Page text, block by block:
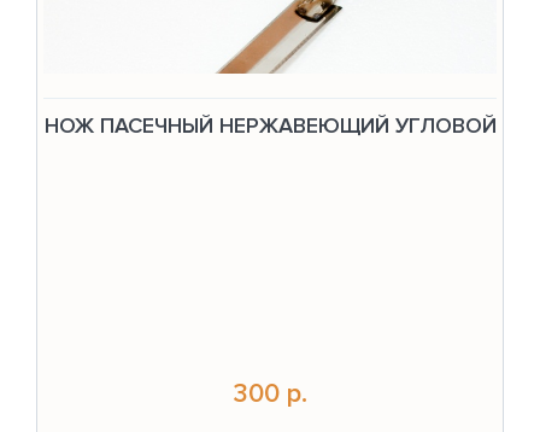
НОЖ ПАСЕЧНЫЙ НЕРЖАВЕЮЩИЙ УГЛОВОЙ
300 р.